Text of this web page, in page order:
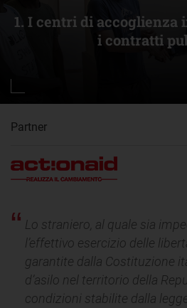
1. I centri di accoglienza
i contratti
Partner
Lo straniero, al quale sia
l’effettivo esercizio delle
garantite dalla Costituzione
d’asilo nel territorio della
condizioni stabilite dalla